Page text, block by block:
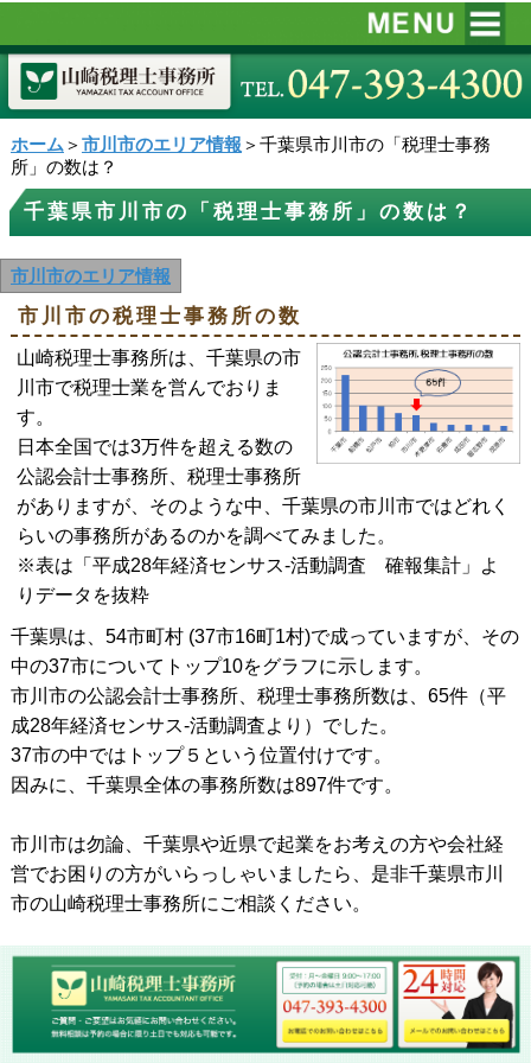
ホーム＞ 市川市のエリア情報 ＞千葉県市川市の「税理士事務
所」の数は？
千葉県市川市の「税理士事務所」の数は？
市川市のエリア情報
市川市の税理士事務所の数
山崎税理士事務所は、千葉県の市
川市で税理士業を営んでおりま
す。
日本全国では3万件を超える数の
公認会計士事務所、税理士事務所
がありますが、そのような中、千葉県の市川市ではどれく
らいの事務所があるのかを調べてみました。
※表は「平成28年経済センサス‐活動調査 確報集計」よ
りデータを抜粋
千葉県は、54市町村 (37市16町1村)で成っていますが、その
中の37市についてトップ10をグラフに示します。
市川市の公認会計士事務所、税理士事務所数は、65件（平
成28年経済センサス‐活動調査より）でした。
37市の中ではトップ５という位置付けです。
因みに、千葉県全体の事務所数は897件です。
市川市は勿論、千葉県や近県で起業をお考えの方や会社経
営でお困りの方がいらっしゃいましたら、是非千葉県市川
市の山崎税理士事務所にご相談ください。